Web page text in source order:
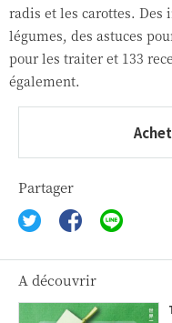
radis et les carottes. Des
légumes, des astuces
pour les traiter et 133
également.
Partager
A découvrir